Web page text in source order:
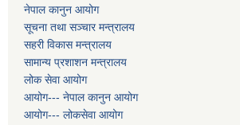
नेपाल कानुन आयोग
सूचना तथा सञ्चार मन्त्रालय
सहरी विकास मन्त्रालय
सामान्य प्रशाशन मन्त्रालय
लोक सेवा आयोग
आयोग--- नेपाल कानुन आयोग
आयोग--- लोकसेवा आयोग